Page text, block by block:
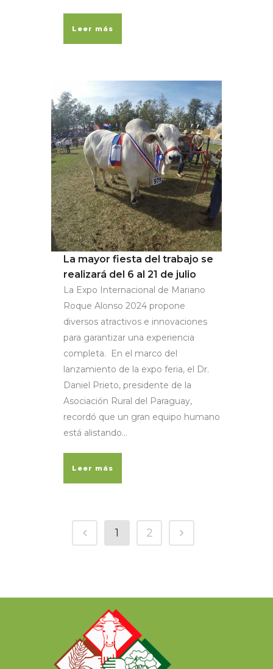
Leer más
La mayor fiesta del trabajo se
realizará del 6 al 21 de julio
La Expo Internacional de Mariano
Roque Alonso 2024 propone
diversos atractivos e innovaciones
para garantizar una experiencia
completa. En el marco del
lanzamiento de la expo feria, el Dr.
Daniel Prieto, presidente de la
Asociación Rural del Paraguay,
recordó que un gran equipo humano
está alistando...
Leer más
1 2